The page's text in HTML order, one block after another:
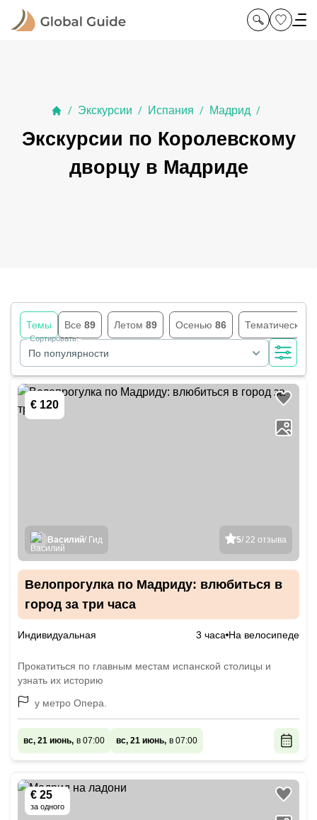
/ Экскурсии / Испания / Мадрид /
Экскурсии по Королевскому
дворцу в Мадриде
Темы Все 89 Летом 89 Осенью 86 Тематические
По популярности
Сортировать:
€ 120
5/ 22 отзыва
Василий/ Гид
Велопрогулка по Мадриду: влюбиться в
город за три часа
Индивидуальная 3 часа На велосипеде
Прокатиться по главным местам испанской столицы и
узнать их историю
у метро Опера.
вс, 21 июнь, в 07:00 вс, 21 июнь, в 07:00
€ 25
за одного